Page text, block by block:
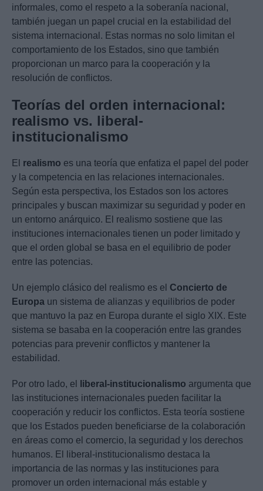
informales, como el respeto a la soberanía nacional,
también juegan un papel crucial en la estabilidad del
sistema internacional. Estas normas no solo limitan el
comportamiento de los Estados, sino que también
proporcionan un marco para la cooperación y la
resolución de conflictos.
Teorías del orden internacional:
realismo vs. liberal-
institucionalismo
El realismo es una teoría que enfatiza el papel del poder
y la competencia en las relaciones internacionales.
Según esta perspectiva, los Estados son los actores
principales y buscan maximizar su seguridad y poder en
un entorno anárquico. El realismo sostiene que las
instituciones internacionales tienen un poder limitado y
que el orden global se basa en el equilibrio de poder
entre las potencias.
Un ejemplo clásico del realismo es el Concierto de
Europa un sistema de alianzas y equilibrios de poder
que mantuvo la paz en Europa durante el siglo XIX. Este
sistema se basaba en la cooperación entre las grandes
potencias para prevenir conflictos y mantener la
estabilidad.
Por otro lado, el liberal-institucionalismo argumenta que
las instituciones internacionales pueden facilitar la
cooperación y reducir los conflictos. Esta teoría sostiene
que los Estados pueden beneficiarse de la colaboración
en áreas como el comercio, la seguridad y los derechos
humanos. El liberal-institucionalismo destaca la
importancia de las normas y las instituciones para
promover un orden internacional más estable y